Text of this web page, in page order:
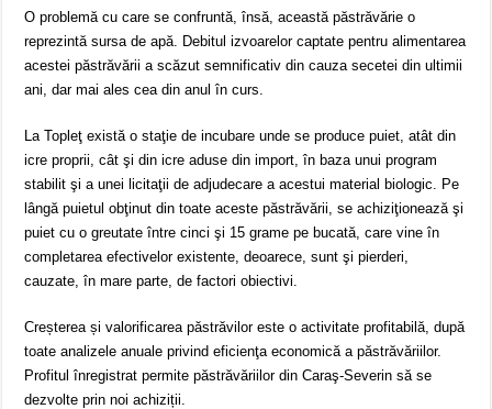
O problemă cu care se confruntă, însă, această păstrăvărie o
reprezintă sursa de apă. Debitul izvoarelor captate pentru alimentarea
acestei păstrăvării a scăzut semnificativ din cauza secetei din ultimii
ani, dar mai ales cea din anul în curs.
La Topleţ există o staţie de incubare unde se produce puiet, atât din
icre proprii, cât şi din icre aduse din import, în baza unui program
stabilit şi a unei licitaţii de adjudecare a acestui material biologic. Pe
lângă puietul obţinut din toate aceste păstrăvării, se achiziţionează şi
puiet cu o greutate între cinci şi 15 grame pe bucată, care vine în
completarea efectivelor existente, deoarece, sunt şi pierderi,
cauzate, în mare parte, de factori obiectivi.
Creșterea și valorificarea păstrăvilor este o activitate profitabilă, după
toate analizele anuale privind eficienţa economică a păstrăvăriilor.
Profitul înregistrat permite păstrăvăriilor din Caraş-Severin să se
dezvolte prin noi achiziții.